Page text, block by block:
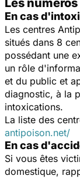
Les
En cas
Les centres
situés dans 8
possédant une
un rôle
et du public et
diagnostic, à la
intoxications.
La liste des
antipoison.net/
En cas
Si vous êtes
domestique,